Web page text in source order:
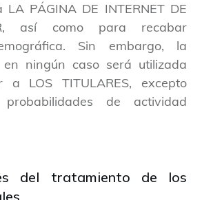
PÁGINA DE INTERNET DE
así como para recabar
Sin embargo, la
en ningún caso será utilizada
a LOS TITULARES, excepto
de actividad
del tratamiento de los